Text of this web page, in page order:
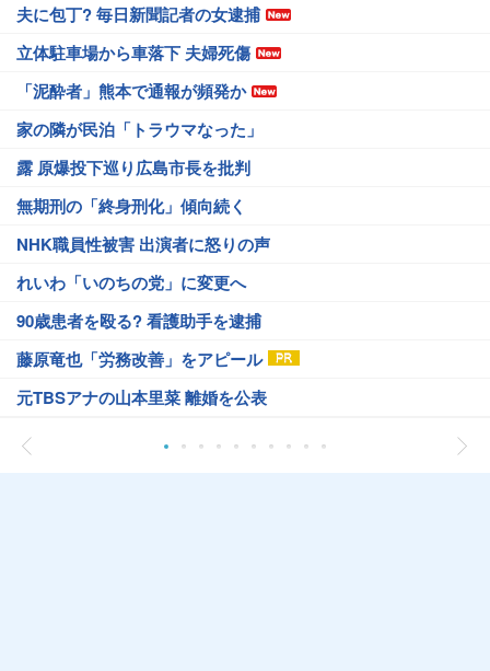
夫に包丁? 毎日新聞記者の女逮捕
立体駐車場から車落下 夫婦死傷
「泥酔者」熊本で通報が頻発か
家の隣が民泊「トラウマなった」
露 原爆投下巡り広島市長を批判
無期刑の「終身刑化」傾向続く
NHK職員性被害 出演者に怒りの声
れいわ「いのちの党」に変更へ
90歳患者を殴る? 看護助手を逮捕
藤原竜也「労務改善」をアピール
元TBSアナの山本里菜 離婚を公表